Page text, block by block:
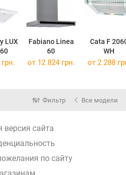
LUX
Fabiano Linea
60
Cata F
WH
от 12 824 грн. от 2 288
Фильтр Все модели
версия сайта
по сайту